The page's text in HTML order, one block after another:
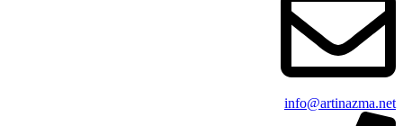
info@artinazma.net